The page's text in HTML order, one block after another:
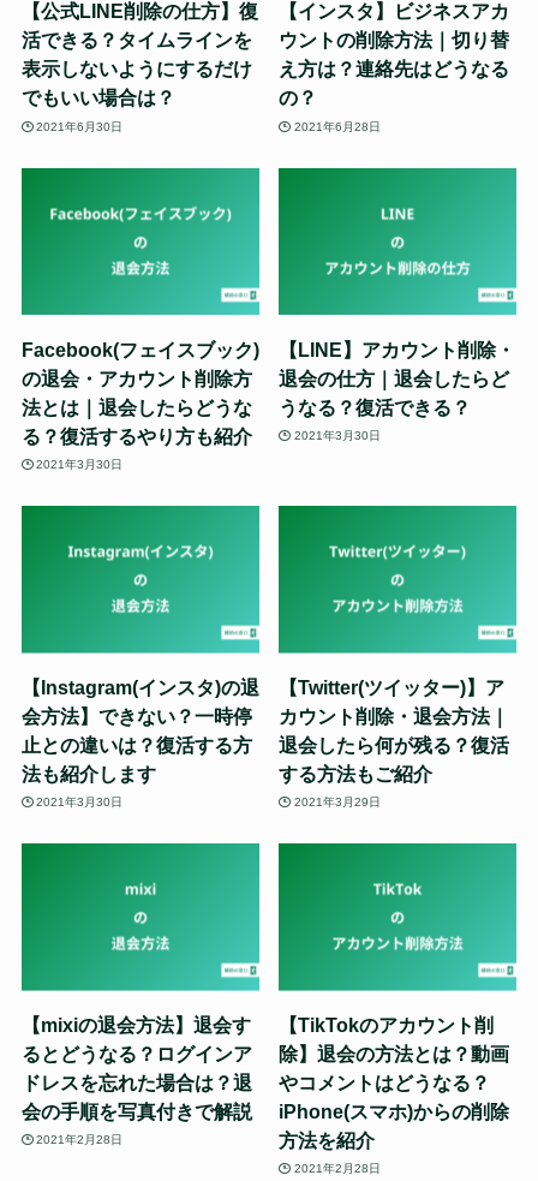
【公式LINE削除の仕方】復
活できる？タイムラインを
表示しないようにするだけ
でもいい場合は？
2021年6月30日
【インスタ】ビジネスアカ
ウントの削除方法｜切り替
え方は？連絡先はどうなる
の？
2021年6月28日
Facebook(フェイスブック)
の退会・アカウント削除方
法とは｜退会したらどうな
る？復活するやり方も紹介
2021年3月30日
【LINE】アカウント削除・
退会の仕方｜退会したらど
うなる？復活できる？
2021年3月30日
【Instagram(インスタ)の退
会方法】できない？一時停
止との違いは？復活する方
法も紹介します
2021年3月30日
【Twitter(ツイッター)】ア
カウント削除・退会方法｜
退会したら何が残る？復活
する方法もご紹介
2021年3月29日
【mixiの退会方法】退会す
るとどうなる？ログインア
ドレスを忘れた場合は？退
会の手順を写真付きで解説
2021年2月28日
【TikTokのアカウント削
除】退会の方法とは？動画
やコメントはどうなる？
iPhone(スマホ)からの削除
方法を紹介
2021年2月28日